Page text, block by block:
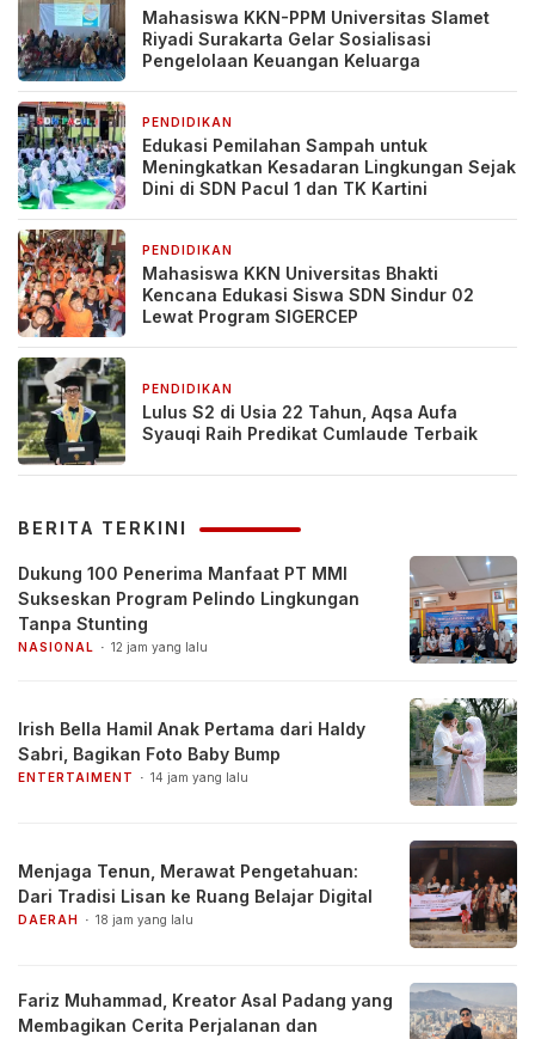
Mahasiswa KKN-PPM Universitas Slamet
Riyadi Surakarta Gelar Sosialisasi
Pengelolaan Keuangan Keluarga
PENDIDIKAN
Edukasi Pemilahan Sampah untuk
Meningkatkan Kesadaran Lingkungan Sejak
Dini di SDN Pacul 1 dan TK Kartini
PENDIDIKAN
Mahasiswa KKN Universitas Bhakti
Kencana Edukasi Siswa SDN Sindur 02
Lewat Program SIGERCEP
PENDIDIKAN
Lulus S2 di Usia 22 Tahun, Aqsa Aufa
Syauqi Raih Predikat Cumlaude Terbaik
BERITA TERKINI
Dukung 100 Penerima Manfaat PT MMI
Sukseskan Program Pelindo Lingkungan
Tanpa Stunting
NASIONAL 12 jam yang lalu
Irish Bella Hamil Anak Pertama dari Haldy
Sabri, Bagikan Foto Baby Bump
ENTERTAIMENT 14 jam yang lalu
Menjaga Tenun, Merawat Pengetahuan:
Dari Tradisi Lisan ke Ruang Belajar Digital
DAERAH 18 jam yang lalu
Fariz Muhammad, Kreator Asal Padang yang
Membagikan Cerita Perjalanan dan